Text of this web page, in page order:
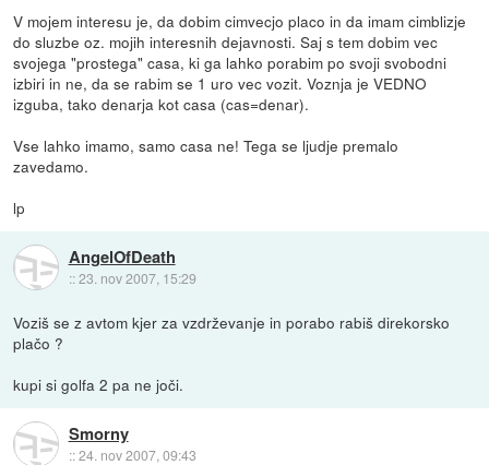
V mojem interesu je, da dobim cimvecjo placo in da imam cimblizje
do sluzbe oz. mojih interesnih dejavnosti. Saj s tem dobim vec
svojega "prostega" casa, ki ga lahko porabim po svoji svobodni
izbiri in ne, da se rabim se 1 uro vec vozit. Voznja je VEDNO
izguba, tako denarja kot casa (cas=denar).
Vse lahko imamo, samo casa ne! Tega se ljudje premalo
zavedamo.
lp
AngelOfDeath
::23. nov 2007, 15:29
Voziš se z avtom kjer za vzdrževanje in porabo rabiš direkorsko
plačo ?
kupi si golfa 2 pa ne joči.
Smorny
::24. nov 2007, 09:43